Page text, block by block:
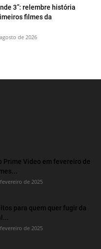
3”: relembre história
filmes da
de 2026
Prime Video em fevereiro de
de 2025
para quem quer fugir da
de 2025